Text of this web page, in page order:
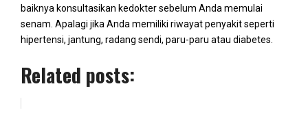
baiknya konsultasikan kedokter sebelum Anda memulai
senam. Apalagi jika Anda memiliki riwayat penyakit seperti
hipertensi, jantung, radang sendi, paru-paru atau diabetes.
Related posts: